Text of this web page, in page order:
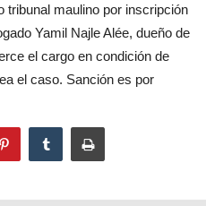
tribunal maulino por inscripción
Yamil Najle Alée, dueño de
el cargo en condición de
el caso. Sanción es por